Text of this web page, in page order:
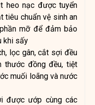
heo nạc được tuyển
tiêu chuẩn vệ sinh an
mỡ để đảm bảo
khi sấy
lọc gân, cắt sợi đều
thước đồng đều, tiệt
muối loãng và nước
được ướp cùng các